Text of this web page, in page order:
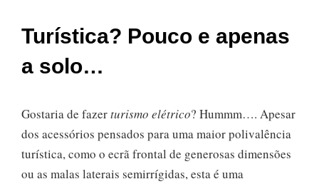
Turística? Pouco e apenas
a solo…
Gostaria de fazerturismo elétrico? Hummm…. Apesar
dos acessórios pensados para uma maior polivalência
turística, como o ecrã frontal de generosas dimensões
ou as malas laterais semirrígidas, esta é uma